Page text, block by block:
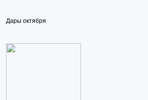
Дары октября